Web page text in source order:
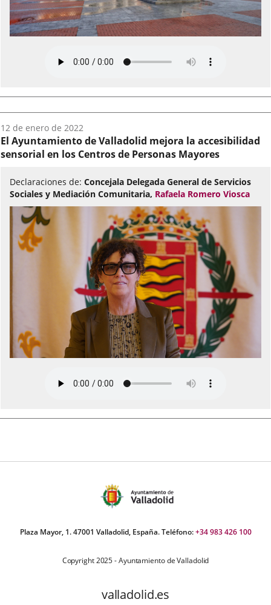
Fecha
del
audio:
12 de enero de 2022
El Ayuntamiento de Valladolid mejora la accesibilidad
sensorial en los Centros de Personas Mayores
Declaraciones de: Concejala Delegada General de Servicios
Sociales y Mediación Comunitaria, Rafaela Romero Viosca
Plaza Mayor, 1. 47001 Valladolid, España. Teléfono:+34 983 426 100
Copyright 2025 - Ayuntamiento de Valladolid
valladolid.es